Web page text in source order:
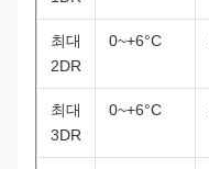
최대
2DR
0~+6°C
최대
3DR
0~+6°C